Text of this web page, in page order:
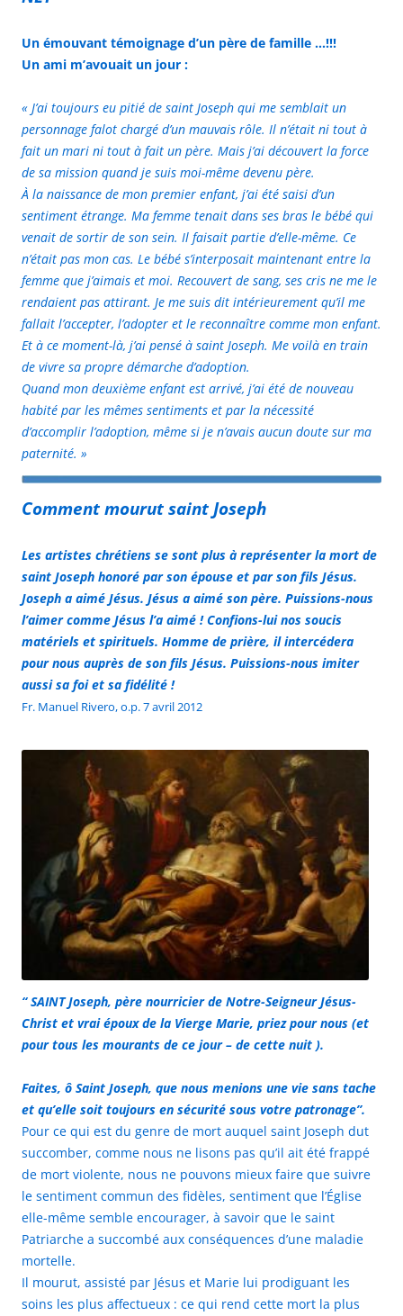
Un émouvant témoignage d’un père de famille …!!!
Un ami m’avouait un jour :
« J’ai toujours eu pitié de saint Joseph qui me semblait un
personnage falot chargé d’un mauvais rôle. Il n’était ni tout à
fait un mari ni tout à fait un père. Mais j’ai découvert la force
de sa mission quand je suis moi-même devenu père.
À la naissance de mon premier enfant, j’ai été saisi d’un
sentiment étrange. Ma femme tenait dans ses bras le bébé qui
venait de sortir de son sein. Il faisait partie d’elle-même. Ce
n’était pas mon cas. Le bébé s’interposait maintenant entre la
femme que j’aimais et moi. Recouvert de sang, ses cris ne me le
rendaient pas attirant. Je me suis dit intérieurement qu’il me
fallait l’accepter, l’adopter et le reconnaître comme mon enfant.
Et à ce moment-là, j’ai pensé à saint Joseph. Me voilà en train
de vivre sa propre démarche d’adoption.
Quand mon deuxième enfant est arrivé, j’ai été de nouveau
habité par les mêmes sentiments et par la nécessité
d’accomplir l’adoption, même si je n’avais aucun doute sur ma
paternité. »
Comment mourut saint Joseph
Les artistes chrétiens se sont plus à représenter la mort de
saint Joseph honoré par son épouse et par son fils Jésus.
Joseph a aimé Jésus. Jésus a aimé son père. Puissions-nous
l’aimer comme Jésus l’a aimé ! Confions-lui nos soucis
matériels et spirituels. Homme de prière, il intercédera
pour nous auprès de son fils Jésus. Puissions-nous imiter
aussi sa foi et sa fidélité !
Fr. Manuel Rivero, o.p. 7 avril 2012
“ SAINT Joseph, père nourricier de Notre-Seigneur Jésus-
Christ et vrai époux de la Vierge Marie, priez pour nous (et
pour tous les mourants de ce jour – de cette nuit ).
Faites, ô Saint Joseph, que nous menions une vie sans tache
et qu’elle soit toujours en sécurité sous votre patronage”.
Pour ce qui est du genre de mort auquel saint Joseph dut
succomber, comme nous ne lisons pas qu’il ait été frappé
de mort violente, nous ne pouvons mieux faire que suivre
le sentiment commun des fidèles, sentiment que l’Église
elle-même semble encourager, à savoir que le saint
Patriarche a succombé aux conséquences d’une maladie
mortelle.
Il mourut, assisté par Jésus et Marie lui prodiguant les
soins les plus affectueux : ce qui rend cette mort la plus